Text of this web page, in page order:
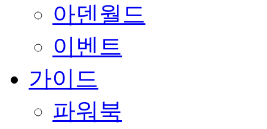
아덴월드
이벤트
가이드
파워북